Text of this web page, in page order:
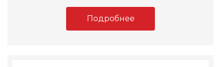
Подробнее